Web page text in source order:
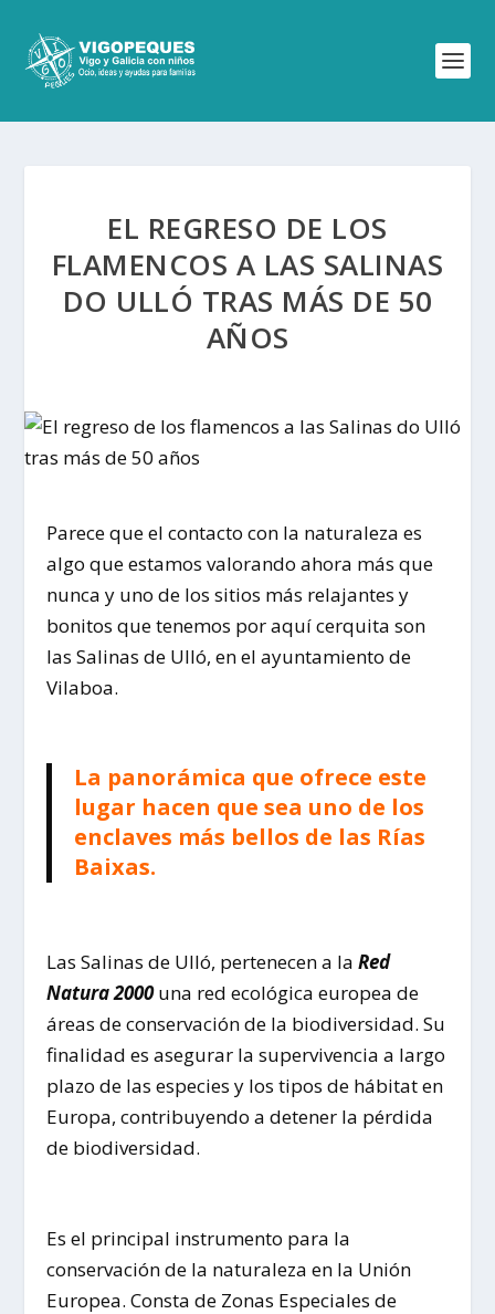
EL REGRESO DE LOS
FLAMENCOS A LAS SALINAS
DO ULLÓ TRAS MÁS DE 50
AÑOS
Parece que el contacto con la naturaleza es
algo que estamos valorando ahora más que
nunca y uno de los sitios más relajantes y
bonitos que tenemos por aquí cerquita son
las Salinas de Ulló, en el ayuntamiento de
Vilaboa.
La panorámica que ofrece este
lugar hacen que sea uno de los
enclaves más bellos de las Rías
Baixas.
Las Salinas de Ulló, pertenecen a laRed
Natura 2000una red ecológica europea de
áreas de conservación de la biodiversidad. Su
finalidad es asegurar la supervivencia a largo
plazo de las especies y los tipos de hábitat en
Europa, contribuyendo a detener la pérdida
de biodiversidad.
Es el principal instrumento para la
conservación de la naturaleza en la Unión
Europea. Consta de Zonas Especiales de